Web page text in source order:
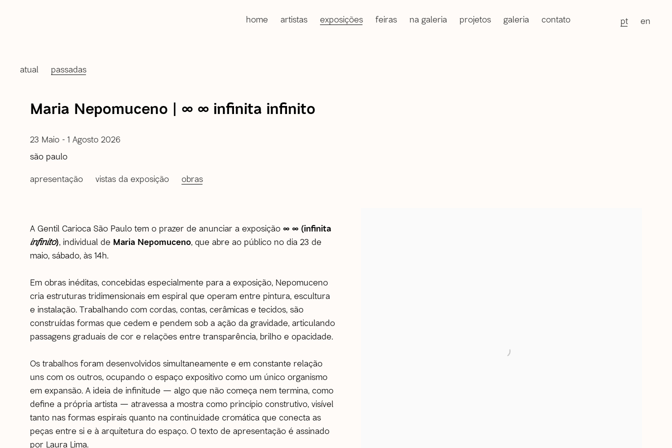
home artistas exposições feiras na galeria projetos galeria contato pt en
atual passadas
Maria Nepomuceno | ∞ ∞ infinita infinito
23 Maio - 1 Agosto 2026
são paulo
apresentação vistas da exposição obras
A Gentil Carioca São Paulo tem o prazer de anunciar a exposição ∞ ∞ (infinita
infinito), individual de Maria Nepomuceno, que abre ao público no dia 23 de
maio, sábado, às 14h.
Em obras inéditas, concebidas especialmente para a exposição, Nepomuceno
cria estruturas tridimensionais em espiral que operam entre pintura, escultura
e instalação. Trabalhando com cordas, contas, cerâmicas e tecidos, são
construídas formas que cedem e pendem sob a ação da gravidade, articulando
passagens graduais de cor e relações entre transparência, brilho e opacidade.
Os trabalhos foram desenvolvidos simultaneamente e em constante relação
uns com os outros, ocupando o espaço expositivo como um único organismo
em expansão. A ideia de infinitude — algo que não começa nem termina, como
define a própria artista — atravessa a mostra como princípio construtivo, visível
tanto nas formas espirais quanto na continuidade cromática que conecta as
peças entre si e à arquitetura do espaço. O texto de apresentação é assinado
por Laura Lima.